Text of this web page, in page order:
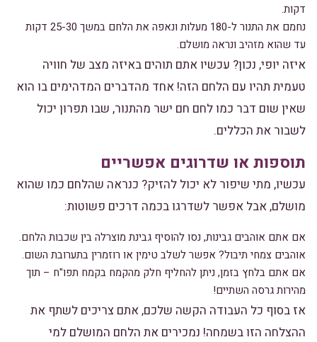
דקות.
נחמם את התנור ל-180 מעלות ונאפה את הלחם במשך 25-30 דקות
עד שהוא מזהיב ונראה מושלם.
איזה יופי, נכון? עכשיו אתם תוהים באיזה מצב של חוויה
טעמית תהיו עם הלחם הזה! אחד מהדברים המדהימים בו הוא
שאין שום דבר כמו לחם חם ישר מהתנור, שבו תפרון יכול
לשבור את הכללים.
תוספות או שדרוגים אפשריים
עכשיו, מתי שיפור לא יכול להזיק? כנראה שהלחם כמו שהוא
מושלם, אבל אפשר לשדרגו בכמה דרכים פשוטות:
אם אתם אוהבים גבינות, נסו להוסיף גבינת מוצרלה בין שכבות הלחם.
אוהבים צמחי תיבול? אפשר לשלב טימין או רוזמרין בתערובת השום.
אם אתם בלחץ בזמן, ניתן להחליף חלק מהקמח בקמח תפו"ח – תוך
מהירות גרסה השתיים!
אז בסוף כל העבודה הקשה שלכם, אתם צריכים לשתף את
ההצלחה הזו בשמחה! נמכירים את הלחם המושלם למי